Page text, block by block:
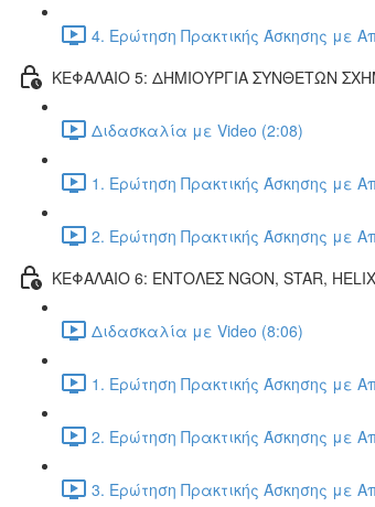
4. Ερώτηση Πρακτικής Άσκησης με
ΚΕΦΑΛΑΙΟ 5: ΔΗΜΙΟΥΡΓΙΑ ΣΥΝΘΕΤΩΝ
Διδασκαλία με Video (2:08)
1. Ερώτηση Πρακτικής Άσκησης με
2. Ερώτηση Πρακτικής Άσκησης με
ΚΕΦΑΛΑΙΟ 6: ΕΝΤΟΛΕΣ NGON, STAR,
Διδασκαλία με Video (8:06)
1. Ερώτηση Πρακτικής Άσκησης με
2. Ερώτηση Πρακτικής Άσκησης με
3. Ερώτηση Πρακτικής Άσκησης με